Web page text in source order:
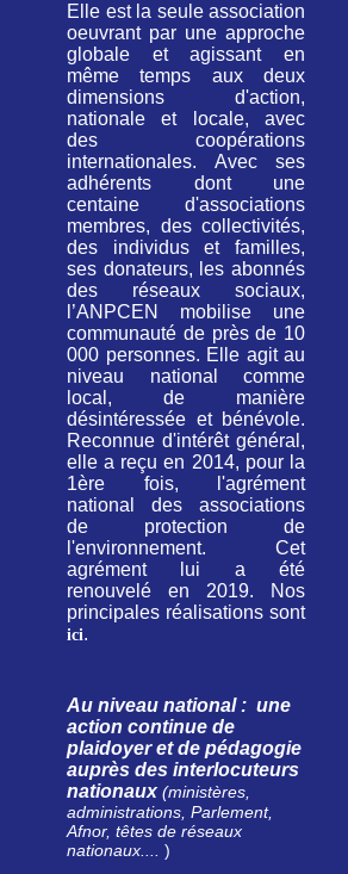
Elle est la seule association
oeuvrant par une approche
globale et agissant en
même temps aux deux
dimensions d'action,
nationale et locale, avec
des coopérations
internationales. Avec ses
adhérents dont une
centaine d'associations
membres, des collectivités,
des individus et familles,
ses donateurs, les abonnés
des réseaux sociaux,
l’ANPCEN mobilise une
communauté de près de 10
000 personnes. Elle agit au
niveau national comme
local, de manière
désintéressée et bénévole.
Reconnue d'intérêt général,
elle a reçu en 2014, pour la
1ère fois, l'agrément
national des associations
de protection de
l'environnement. Cet
agrément lui a été
renouvelé en 2019. Nos
principales réalisations sont
ici.
Au niveau national : une
action continue de
plaidoyer et de pédagogie
auprès des interlocuteurs
nationaux(ministères,
administrations, Parlement,
Afnor, têtes de réseaux
nationaux....
)